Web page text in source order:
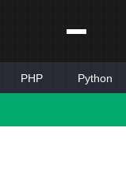
PHP Python